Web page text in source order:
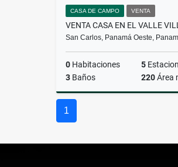
CASA DE CAMPO VENTA
VENTA CASA EN EL VALLE
San Carlos, Panamá Oeste,
0 Habitaciones 5
3 Baños 220Área
Venta
US$295,000
1